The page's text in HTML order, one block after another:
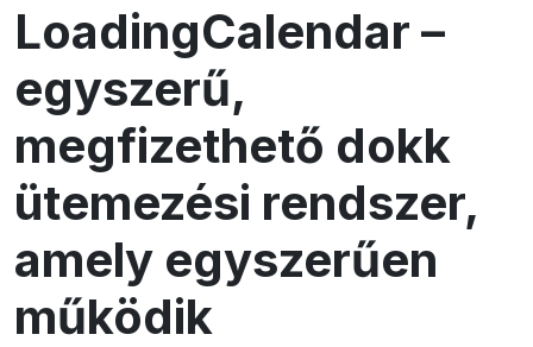
LoadingCalendar –
egyszerű,
megfizethető dokk
ütemezési rendszer,
amely egyszerűen
működik